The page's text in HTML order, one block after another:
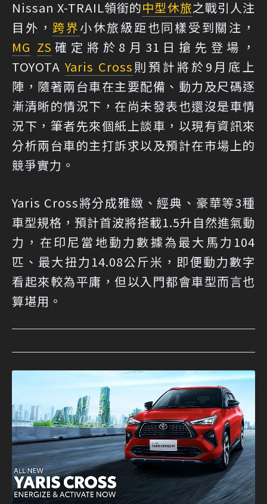
Nissan X-TRAIL領銜的中型休旅之戰引人注
目外， 跨界小休旅級距也同樣受到關注，
MG ZS 確定將於8月31日搶先登場，
TOYOTAYaris Cross 則預計將於9月底上
陣，隨著兩台車在主要配備、動力及尺碼逐
漸清晰的情況下，在尚未發表也還沒是車情
況下，筆者先來個紙上談車，以現有資訊來
分析兩台車的主打訴求以及預計在市場上的
競爭實力。
Yaris Cross將分成雅緻、經典、豪華等3種
車型規格，預計首波將搭載1.5升自然進氣動
力，在印尼當地動力數據為最大馬力104
匹、最大扭力14.08公斤米，即便動力數字
看起來較為平庸，但以入門都會車型而言也
算堪用。